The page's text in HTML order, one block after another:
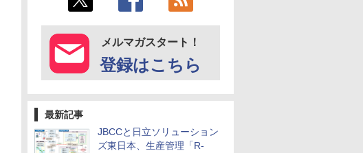
メルマガスタート！
登録はこちら
最新記事
JBCCと日立ソリューション
ズ東日本、生産管理「R-